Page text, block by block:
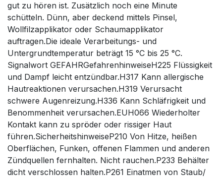
gut zu hören ist. Zusätzlich noch eine Minute
schütteln. Dünn, aber deckend mittels Pinsel,
Wollfilzapplikator oder Schaumapplikator
auftragen.Die ideale Verarbeitungs- und
Untergrundtemperatur beträgt 15 °C bis 25 °C.
Signalwort GEFAHRGefahrenhinweiseH225 Flüssigkeit
und Dampf leicht entzündbar.H317 Kann allergische
Hautreaktionen verursachen.H319 Verursacht
schwere Augenreizung.H336 Kann Schläfrigkeit und
Benommenheit verursachen.EUH066 Wiederholter
Kontakt kann zu spröder oder rissiger Haut
führen.SicherheitshinweiseP210 Von Hitze, heißen
Oberflächen, Funken, offenen Flammen und anderen
Zündquellen fernhalten. Nicht rauchen.P233 Behälter
dicht verschlossen halten.P261 Einatmen von Staub/